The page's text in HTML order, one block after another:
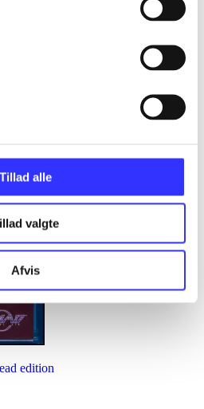
Tillad alle
valgte
Afvis
edition